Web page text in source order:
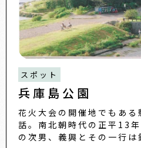
スポット
兵庫島公園
花火大会の開催地でもあ
話。南北朝時代の正平13
の次男、義興とその一行